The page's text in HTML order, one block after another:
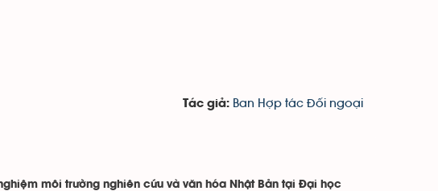
Tác giả: Ban Hợp tác Đối ngoại
môi trường nghiên cứu và văn hóa Nhật Bản tại Đại học